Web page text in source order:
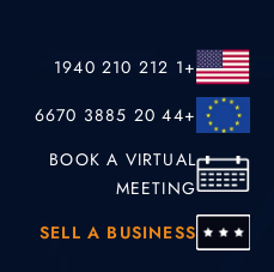
+1 212 210 1940
+44 20 3885 6670
BOOK A VIRTUAL
MEETING
SELL A BUSINESS